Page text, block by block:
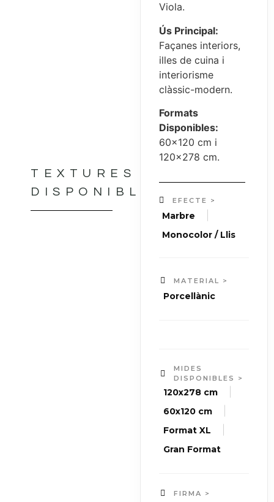
TEXTURES
DISPONIBLES
Viola.
Ús Principal:
Façanes interiors,
illes de cuina i
interiorisme
clàssic-modern.
Formats
Disponibles:
60×120 cm i
120×278 cm.
EFECTE >
Marbre
Monocolor / Llis
MATERIAL >
Porcellànic
MIDES
DISPONIBLES >
120x278 cm
60x120 cm
Format XL
Gran Format
FIRMA >